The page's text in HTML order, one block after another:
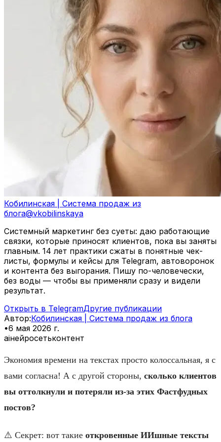
Кобилинская | Система продаж из
блога@vkobilinskaya
Системный маркетинг без суеты: даю работающие
связки, которые приносят клиентов, пока вы заняты
главным. 14 лет практики сжаты в понятные чек-
листы, формулы и кейсы для Telegram, автоворонок
и контента без выгорания. Пишу по-человечески,
без воды — чтобы вы применяли сразу и видели
результат.
Открыть в TelegramДругие публикации
Автор:Кобилинская | Система продаж из блога
•6 мая 2026 г.
aiнейросетьконтент
Экономия времени на текстах просто колоссальная, я с
вами согласна! А с другой стороны, сколько клиентов
вы оттолкнули и потеряли из‑за этих Фастфудных
постов?
⚠️ Секрет: вот такие откровенные ИИшные тексты